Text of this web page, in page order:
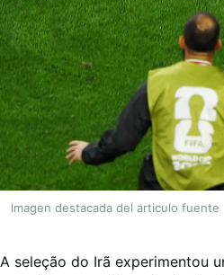
Imagen destacada del articulo fuente
A seleção do Irã experimentou